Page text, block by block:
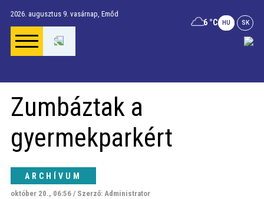
2026. augusztus 9. vasárnap, Emőd
6 °C HU SK
Zumbáztak a
gyermekparkért
ARCHÍVUM
október 20., 06:56 / Szerző: Administrator